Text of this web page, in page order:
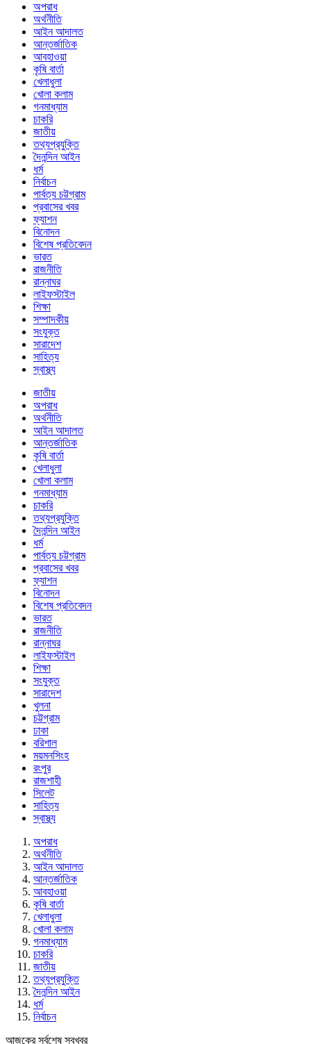
অপরাধ
অর্থনীতি
আইন আদালত
আন্তর্জাতিক
আবহাওয়া
কৃষি বার্তা
খেলাধুলা
খোলা কলাম
গনমাধ্যাম
চাকরি
জাতীয়
তথ্যপ্রযুক্তি
দৈনন্দিন আইন
ধর্ম
নির্বাচন
পার্বত্য চট্টগ্রাম
প্রবাসের খবর
ফ্যাশন
বিনোদন
বিশেষ প্রতিবেদন
ভারত
রাজনীতি
রান্নাঘর
লাইফস্টাইল
শিক্ষা
সম্পাদকীয়
সংযুক্ত
সারাদেশ
সাহিত্য
স্বাস্থ্য
জাতীয়
অপরাধ
অর্থনীতি
আইন আদালত
আন্তর্জাতিক
কৃষি বার্তা
খেলাধুলা
খোলা কলাম
গনমাধ্যাম
চাকরি
তথ্যপ্রযুক্তি
দৈনন্দিন আইন
ধর্ম
পার্বত্য চট্টগ্রাম
প্রবাসের খবর
ফ্যাশন
বিনোদন
বিশেষ প্রতিবেদন
ভারত
রাজনীতি
রান্নাঘর
লাইফস্টাইল
শিক্ষা
সংযুক্ত
সারাদেশ
খুলনা
চট্টগ্রাম
ঢাকা
বরিশাল
ময়মনসিংহ
রংপুর
রাজশাহী
সিলেট
সাহিত্য
স্বাস্থ্য
অপরাধ
অর্থনীতি
আইন আদালত
আন্তর্জাতিক
আবহাওয়া
কৃষি বার্তা
খেলাধুলা
খোলা কলাম
গনমাধ্যাম
চাকরি
জাতীয়
তথ্যপ্রযুক্তি
দৈনন্দিন আইন
ধর্ম
নির্বাচন
আজকের সর্বশেষ সবখবর